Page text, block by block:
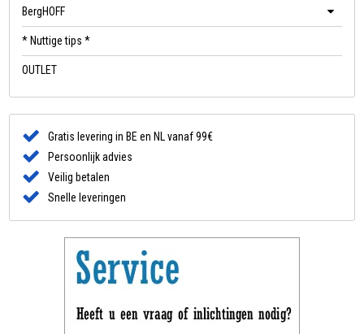
BergHOFF
* Nuttige tips *
OUTLET
Gratis levering in BE en NL vanaf 99€
Persoonlijk advies
Veilig betalen
Snelle leveringen